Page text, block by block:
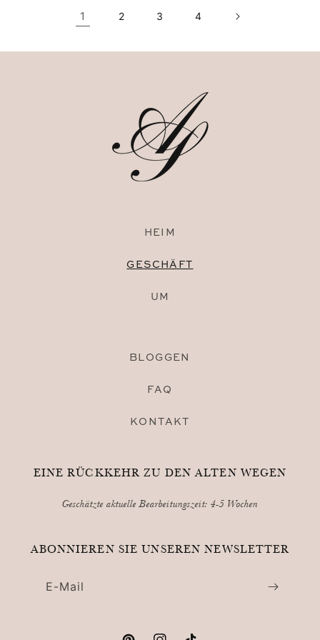
1 2 3 4
HEIM
GESCHÄFT
UM
BLOGGEN
FAQ
KONTAKT
EINE RÜCKKEHR ZU DEN ALTEN WEGEN
Geschätzte aktuelle Bearbeitungszeit: 4-5 Wochen
ABONNIEREN SIE UNSEREN NEWSLETTER
E-Mail